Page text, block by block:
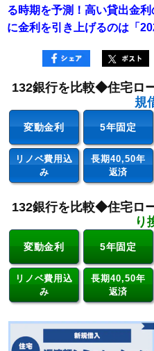
る時期を予測！高い貸出金
に金利を引き上げるのは「
132銀行を比較◆住宅ロ
規
変動金利 5年固定
リノベ費用込
み
長期40,50年
返済
132銀行を比較◆住宅ロ
り
変動金利 5年固定
リノベ費用込
み
長期40,50年
返済